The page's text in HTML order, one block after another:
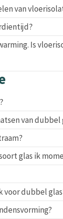
van
Is
van dubbel
glas ik
voor dubbel